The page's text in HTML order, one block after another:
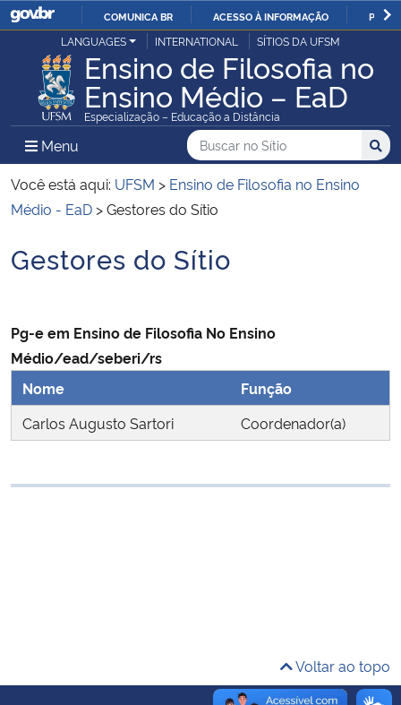
IR
PARA
O
CONTEÚDO
COMUNICA BR ACESSO À INFORMAÇÃO
Ministério da Justiça e Segurança Pública
Ministério da Defesa
Ministério das Relações Exteriores
Ministério da Infraestrutura
Ministério da Educação
Ministério da Cidadania
LANGUAGES INTERNATIONAL SÍTIOS DA UFSM
Ensino de Filosofia no
Ensino Médio – EaD
Especialização – Educação a Distância
Menu Menu Principal do Sítio
Busca
Buscar no no Sítio
Busca:
Você está aqui: UFSM > Ensino de Filosofia no Ensino
Médio - EaD >Gestores do Sítio
Início do conteúdo
Gestores do Sítio
Pg-e em Ensino de Filosofia No Ensino
Médio/ead/seberi/rs
Nome
Função
Carlos Augusto Sartori
Coordenador(a)
Voltar ao topo